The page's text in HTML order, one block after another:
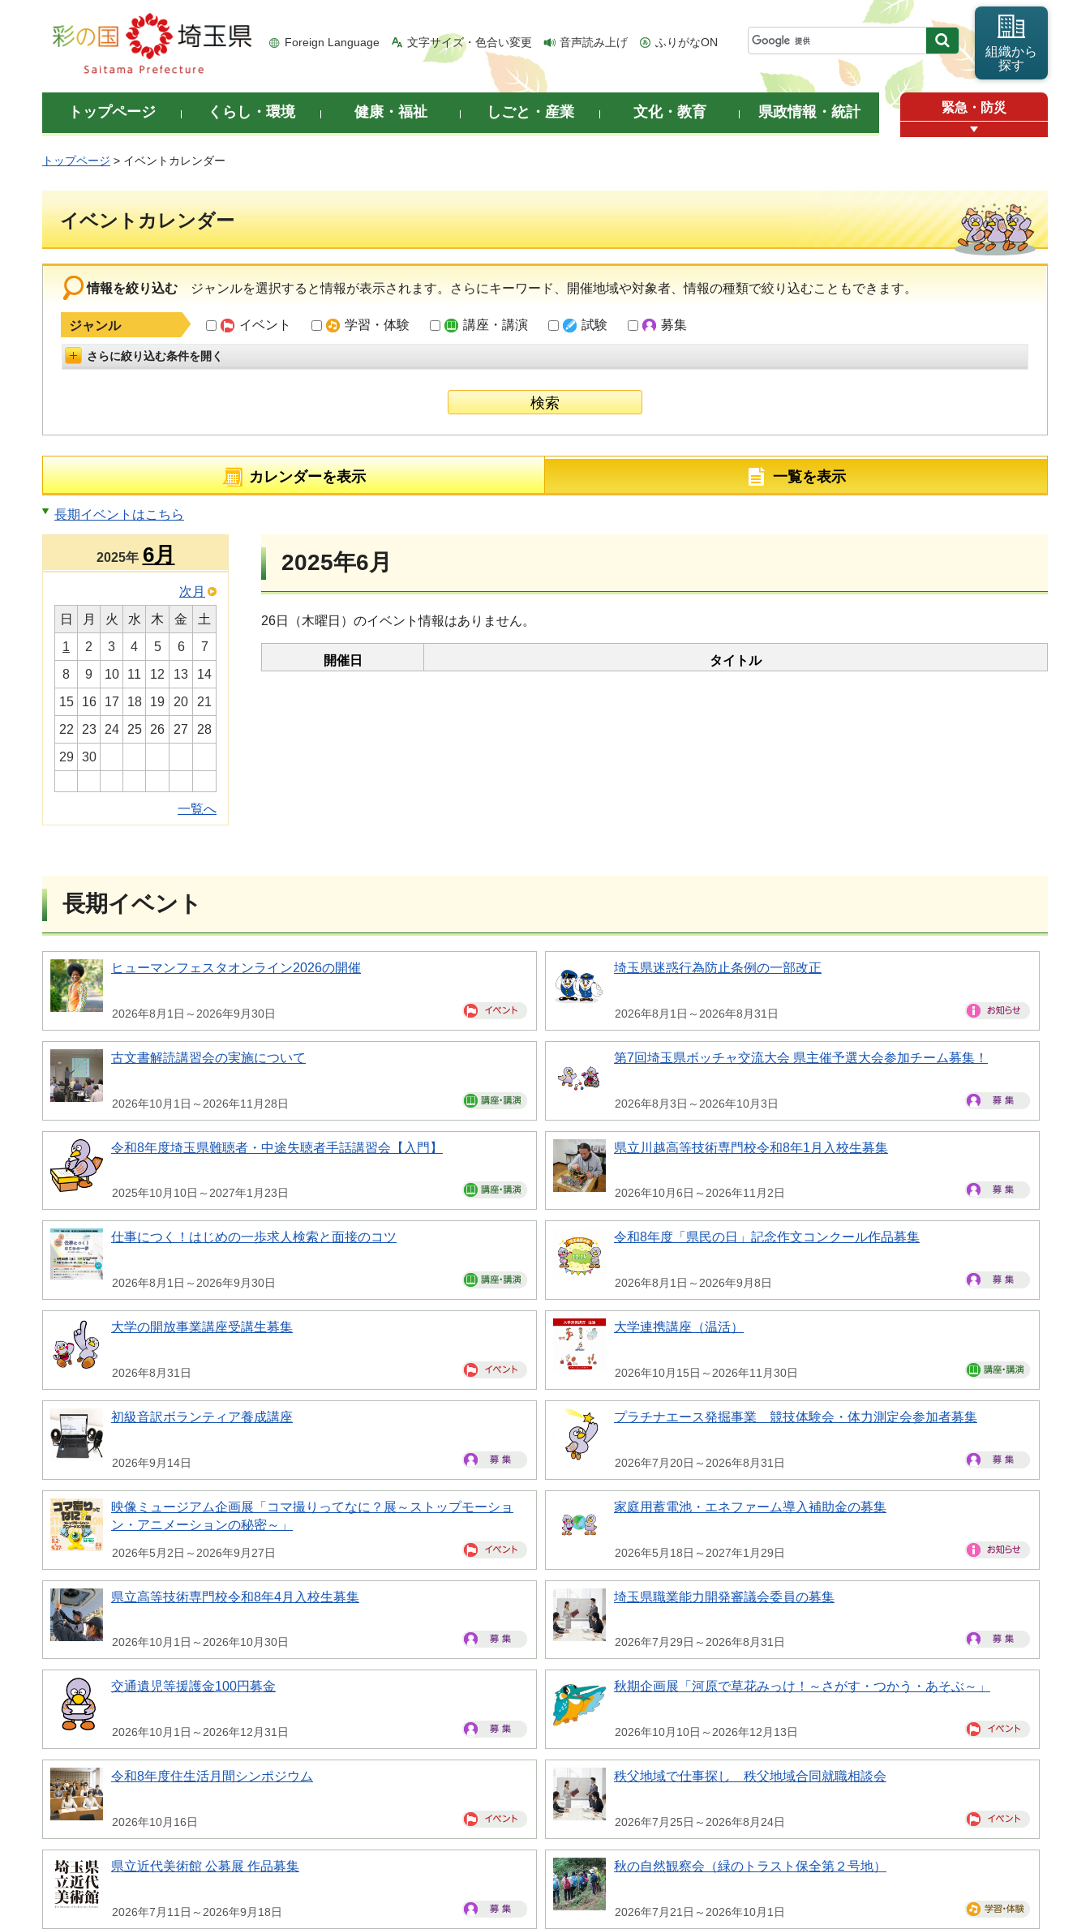
彩の国 埼玉県
Foreign Language 文字サイズ・色合い変更 音声読み上げ ふりがなON
組織から
探す
トップページ くらし・環境 健康・福祉 しごと・産業 文化・教育 県政情報・統計 緊急・防災
トップページ > イベントカレンダー
イベントカレンダー
情報を絞り込む ジャンルを選択すると情報が表示されます。さらにキーワード、開催地域や対象者、情報の種類で絞り込むこともできます。
ジャンル イベント 学習・体験 講座・講演 試験 募集
詳細設定を開く
さらに絞り込む条件を開く
カレンダーを表示 一覧を表示
長期イベントはこちら
2025年 6月
次月
日
月 火 水 木 金
土
1
2 3 4 5 6
7
8
9 10 11 12 13
14
15
16 17 18 19 20
21
22
23 24 25 26 27
28
29
30
一覧へ
2025年6月
26日（木曜日）のイベント情報はありません。
開催日 タイトル
長期イベント
ヒューマンフェスタオンライン2026の開催
2026年8月1日～2026年9月30日
埼玉県迷惑行為防止条例の一部改正
2026年8月1日～2026年8月31日
古文書解読講習会の実施について
2026年10月1日～2026年11月28日
第7回埼玉県ボッチャ交流大会 県主催予選大会参加チーム募集！
2026年8月3日～2026年10月3日
令和8年度埼玉県難聴者・中途失聴者手話講習会【入門】
2025年10月10日～2027年1月23日
県立川越高等技術専門校令和8年1月入校生募集
2026年10月6日～2026年11月2日
仕事につく！はじめの一歩求人検索と面接のコツ
2026年8月1日～2026年9月30日
令和8年度「県民の日」記念作文コンクール作品募集
2026年8月1日～2026年9月8日
大学の開放事業講座受講生募集
2026年8月31日
大学連携講座（温活）
2026年10月15日～2026年11月30日
初級音訳ボランティア養成講座
2026年9月14日
プラチナエース発掘事業 競技体験会・体力測定会参加者募集
2026年7月20日～2026年8月31日
映像ミュージアム企画展「コマ撮りってなに？展～ストップモーショ
ン・アニメーションの秘密～」
2026年5月2日～2026年9月27日
家庭用蓄電池・エネファーム導入補助金の募集
2026年5月18日～2027年1月29日
県立高等技術専門校令和8年4月入校生募集
2026年10月1日～2026年10月30日
埼玉県職業能力開発審議会委員の募集
2026年7月29日～2026年8月31日
交通遺児等援護金100円募金
2026年10月1日～2026年12月31日
秋期企画展「河原で草花みっけ！～さがす・つかう・あそぶ～」
2026年10月10日～2026年12月13日
令和8年度住生活月間シンポジウム
2026年10月16日
秩父地域で仕事探し 秩父地域合同就職相談会
2026年7月25日～2026年8月24日
県立近代美術館 公募展 作品募集
2026年7月11日～2026年9月18日
秋の自然観察会（緑のトラスト保全第２号地）
2026年7月21日～2026年10月1日